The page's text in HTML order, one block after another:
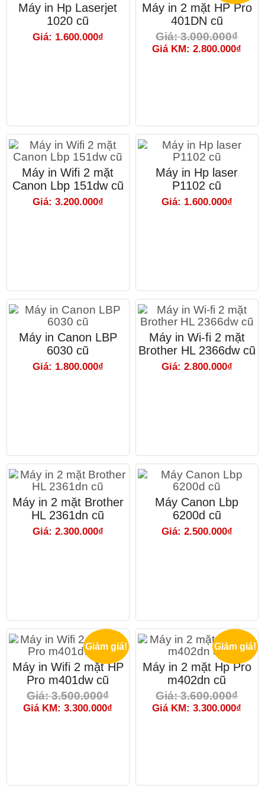
Máy in Hp Laserjet
1020 cũ
Giá: 1.600.000₫
Máy in 2 mặt HP Pro
401DN cũ
Giá: 3.000.000₫
Giá KM: 2.800.000₫
Máy in Wifi 2 mặt
Canon Lbp 151dw cũ
Giá: 3.200.000₫
Máy in Hp laser
P1102 cũ
Giá: 1.600.000₫
Máy in Canon LBP
6030 cũ
Giá: 1.800.000₫
Máy in Wi-fi 2 mặt
Brother HL 2366dw cũ
Giá: 2.800.000₫
Máy in 2 mặt Brother
HL 2361dn cũ
Giá: 2.300.000₫
Máy Canon Lbp
6200d cũ
Giá: 2.500.000₫
Giảm giá!
Máy in Wifi 2 mặt HP
Pro m401dw cũ
Giá: 3.500.000₫
Giá KM: 3.300.000₫
Giảm giá!
Máy in 2 mặt Hp Pro
m402dn cũ
Giá: 3.600.000₫
Giá KM: 3.300.000₫